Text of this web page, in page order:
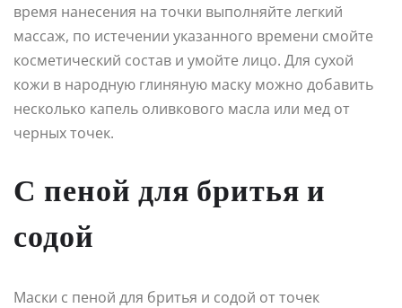
время нанесения на точки выполняйте легкий
массаж, по истечении указанного времени смойте
косметический состав и умойте лицо. Для сухой
кожи в народную глиняную маску можно добавить
несколько капель оливкового масла или мед от
черных точек.
С пеной для бритья и
содой
Маски с пеной для бритья и содой от точек